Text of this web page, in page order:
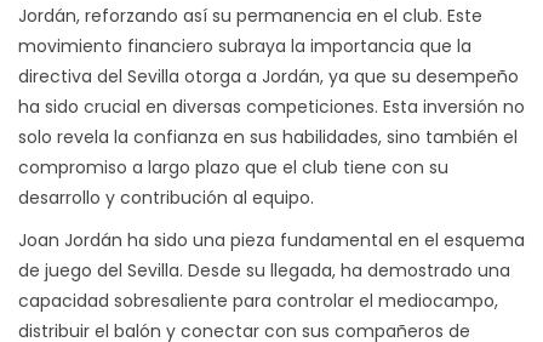
Jordán, reforzando así su permanencia en el club. Este
movimiento financiero subraya la importancia que la
directiva del Sevilla otorga a Jordán, ya que su desempeño
ha sido crucial en diversas competiciones. Esta inversión no
solo revela la confianza en sus habilidades, sino también el
compromiso a largo plazo que el club tiene con su
desarrollo y contribución al equipo.
Joan Jordán ha sido una pieza fundamental en el esquema
de juego del Sevilla. Desde su llegada, ha demostrado una
capacidad sobresaliente para controlar el mediocampo,
distribuir el balón y conectar con sus compañeros de